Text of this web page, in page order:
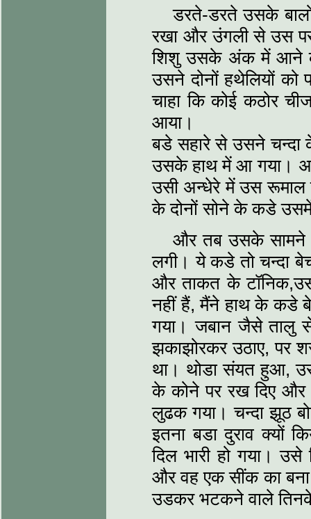
डरते-डरते उसके
रखा और उंगली से उस
शिशु उसके अंक में आने के
उसने दोनों हथेलियों को
चाहा कि कोई कठोर
आया।
बडे सहारे से उसने
उसके हाथ में आ गया।
उसी अन्धेरे में उस रूमाल
के दोनों सोने के कडे
और तब उसके सामने
लगी। ये कडे तो चन्दा
और ताकत के
नहीं हैं, मैंने हाथ के कडे
गया। जबान जैसे तालु
झकाझोरकर उठाए, पर
था। थोडा संयत हुआ,
के कोने पर रख दिए और
लुढक गया। चन्दा झूठ
इतना बडा दुराव क्यों
दिल भारी हो गया।
और वह एक सींक का बना
उडकर भटकने वाले